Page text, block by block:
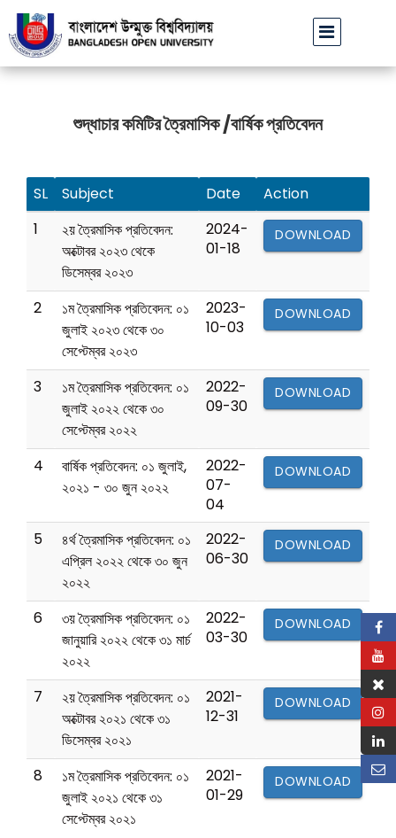
বাউবি উপাচার্যের পরিচয়ে প্রতারণার চেষ্টা: সর্বসাধারণকে সতর্ক
শুদ্ধাচার কমিটির ত্রৈমাসিক /বার্ষিক প্রতিবেদন
SL Subject Date
Action
1
২য় ত্রৈমাসিক প্রতিবেদন:
অক্টোবর ২০২৩ থেকে
ডিসেম্বর ২০২৩
2024-
01-18
DOWNLOAD
2
১ম ত্রৈমাসিক প্রতিবেদন: ০১
জুলাই ২০২৩ থেকে ৩০
সেপ্টেম্বর ২০২৩
2023-
10-03
DOWNLOAD
3
১ম ত্রৈমাসিক প্রতিবেদন: ০১
জুলাই ২০২২ থেকে ৩০
সেপ্টেম্বর ২০২২
2022-
09-30
DOWNLOAD
4
বার্ষিক প্রতিবেদন: ০১ জুলাই,
২০২১ - ৩০ জুন ২০২২
2022-
07-
04
DOWNLOAD
5
৪র্থ ত্রৈমাসিক প্রতিবেদন: ০১
এপ্রিল ২০২২ থেকে ৩০ জুন
২০২২
2022-
06-30
DOWNLOAD
6
৩য় ত্রৈমাসিক প্রতিবেদন: ০১
জানুয়ারি ২০২২ থেকে ৩১ মার্চ
২০২২
2022-
03-30
DOWNLOAD
7
২য় ত্রৈমাসিক প্রতিবেদন: ০১
অক্টোবর ২০২১ থেকে ৩১
ডিসেম্বর ২০২১
2021-
12-31
DOWNLOAD
8
১ম ত্রৈমাসিক প্রতিবেদন: ০১
জুলাই ২০২১ থেকে ৩১
সেপ্টেম্বর ২০২১
2021-
01-29
DOWNLOAD